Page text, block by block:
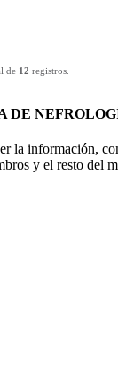
de 12 registros.
DE
la información,
y el resto del